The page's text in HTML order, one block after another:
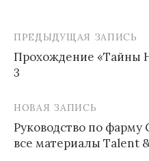
Навигация
по
ПРЕДЫДУЩАЯ ЗАПИСЬ
Прохождение «Тайны
3
НОВАЯ ЗАПИСЬ
Руководство по
все материалы Talent